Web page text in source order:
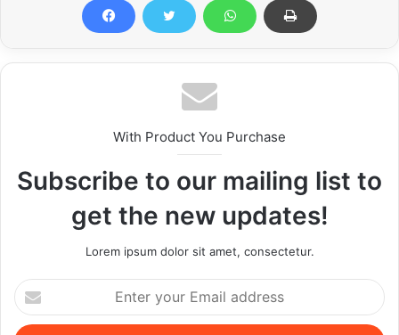
With Product You Purchase
Subscribe to our mailing list to
get the new updates!
Lorem ipsum dolor sit amet, consectetur.
Enter
your
Email